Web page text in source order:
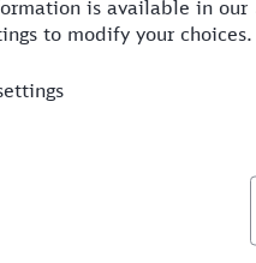
12:46 5